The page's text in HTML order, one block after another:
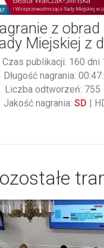
z obrad
Miejskiej z
Czas publikacji: 160 dni
Długość nagrania:
Liczba odtworzeń: 755
Jakość nagrania: SD |